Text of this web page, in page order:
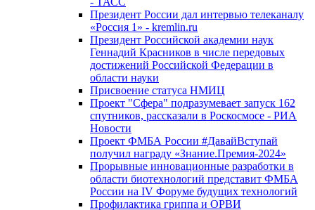
Президент России дал интервью телеканалу
«Россия 1» - kremlin.ru
Президент Российской академии наук
Геннадий Красников в числе передовых
достижений Российской Федерации в
области науки
Присвоение статуса НМИЦ
Проект "Сфера" подразумевает запуск 162
спутников, рассказали в Роскосмосе - РИА
Новости
Проект ФМБА России #ДавайВступай
получил награду «Знание.Премия-2024»
Прорывные инновационные разработки в
области биотехнологий представит ФМБА
России на IV Форуме будущих технологий
Профилактика гриппа и ОРВИ